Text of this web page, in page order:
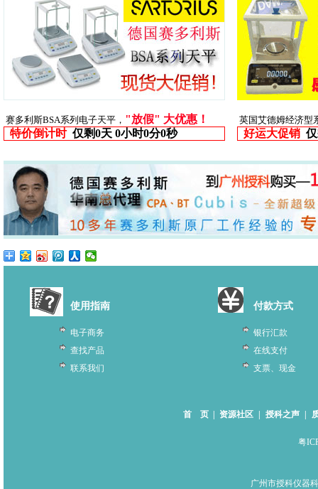
赛多利斯BSA系列电子天平， "放假" 大优惠！
特价倒计时 仅剩0天 0小时0分0秒
英国艾德姆经济型
好运大促销
使用指南
电子商务
查找产品
联系我们
付款方式
银行汇款
在线支付
支票、现金
首 页 资源社区 授科之声
粤
广州市授科仪器